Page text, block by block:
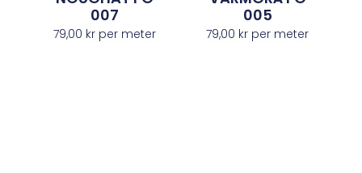
007
79,00 krper meter
005
79,00 kr per meter